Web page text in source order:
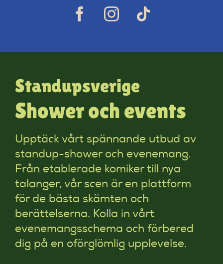
Standupsverige
Shower och events
Upptäck vårt spännande utbud av
standup-shower och evenemang.
Från etablerade komiker till nya
talanger, vår scen är en plattform
för de bästa skämten och
berättelserna. Kolla in vårt
evenemangsschema och förbered
dig på en oförglömlig upplevelse.